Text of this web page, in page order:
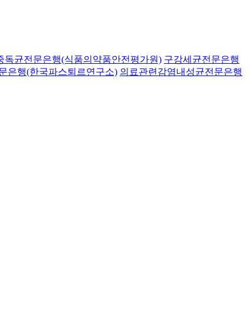
독균전문은행(식품의약품안전평가원) 구강세균전문은행
은행(한국파스퇴르연구소) 의료관련감염내성균전문은행